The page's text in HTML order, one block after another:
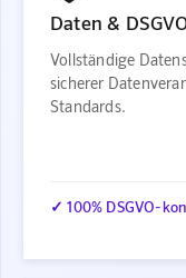
Daten &
Vollständige
sicherer
Standards.
✓ 100% DSGVO-